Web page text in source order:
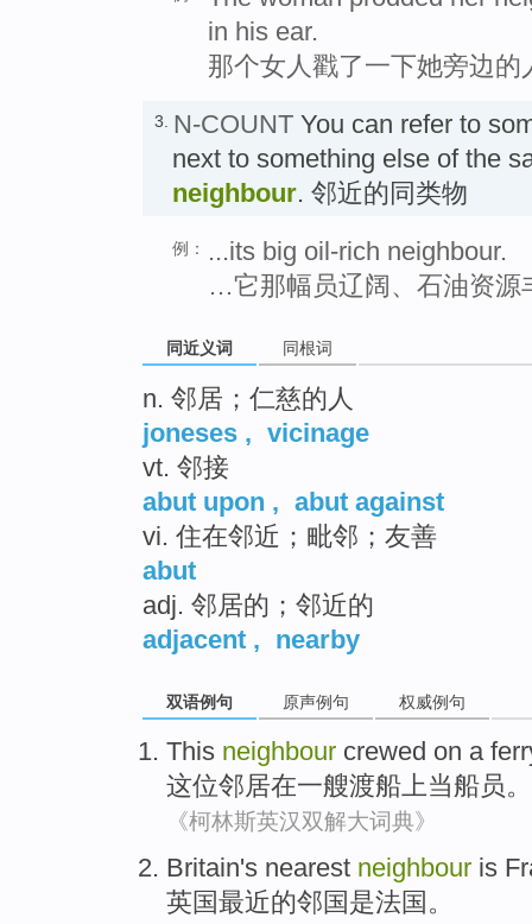
in his ear.
那个女人戳了一下她旁边
3. N-COUNT You can refer to
next to something else of the
neighbour. 邻近的同类物
例：
...its big oil-rich neighbour.
…它那幅员辽阔、石油资源
同近义词 同根词
n. 邻居；仁慈的人
joneses , vicinage
vt. 邻接
abut upon , abut against
vi. 住在邻近；毗邻；友善
abut
adj. 邻居的；邻近的
adjacent , nearby
双语例句 原声例句 权威例句
This neighbour crewed on a
这位邻居在一艘渡船上当船员。
《柯林斯英汉双解大词典》
Britain's nearest neighbour is
英国最近的邻国是法国 。